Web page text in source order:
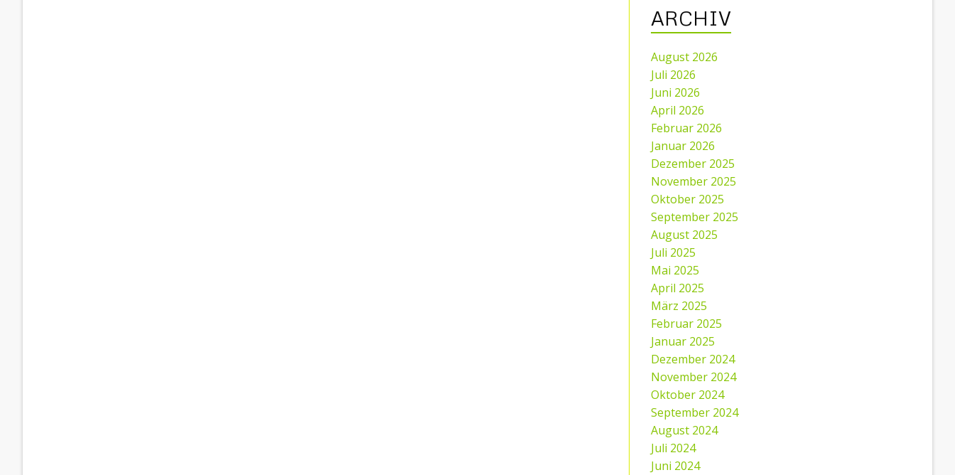
ARCHIV
August 2026
Juli 2026
Juni 2026
April 2026
Februar 2026
Januar 2026
Dezember 2025
November 2025
Oktober 2025
September 2025
August 2025
Juli 2025
Mai 2025
April 2025
März 2025
Februar 2025
Januar 2025
Dezember 2024
November 2024
Oktober 2024
September 2024
August 2024
Juli 2024
Juni 2024